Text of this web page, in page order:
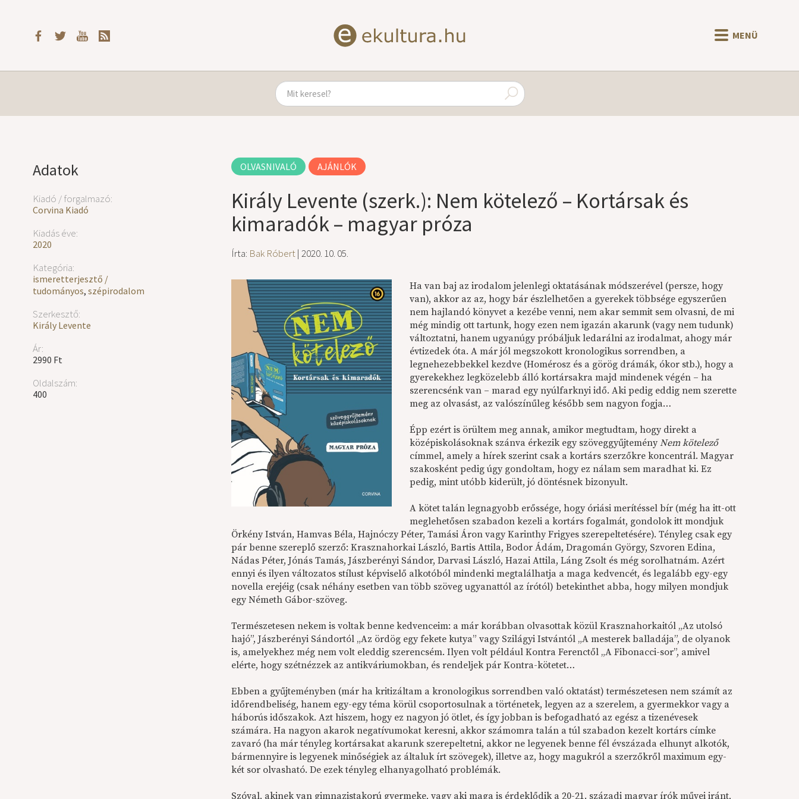
MENÜ
Adatok
Kiadó / forgalmazó:
Corvina Kiadó
Kiadás éve:
2020
Kategória:
ismeretterjesztő /
tudományos, szépirodalom
Szerkesztő:
Király Levente
Ár:
2990 Ft
Oldalszám:
400
OLVASNIVALÓ AJÁNLÓK
Király Levente (szerk.): Nem kötelező – Kortársak és
kimaradók – magyar próza
Írta: Bak Róbert| 2020. 10. 05.
Ha van baj az irodalom jelenlegi oktatásának módszerével (persze, hogy
van), akkor az az, hogy bár észlelhetően a gyerekek többsége egyszerűen
nem hajlandó könyvet a kezébe venni, nem akar semmit sem olvasni, de mi
még mindig ott tartunk, hogy ezen nem igazán akarunk (vagy nem tudunk)
változtatni, hanem ugyanúgy próbáljuk ledarálni az irodalmat, ahogy már
évtizedek óta. A már jól megszokott kronologikus sorrendben, a
legnehezebbekkel kezdve (Homérosz és a görög drámák, ókor stb.), hogy a
gyerekekhez legközelebb álló kortársakra majd mindenek végén – ha
szerencsénk van – marad egy nyúlfarknyi idő. Aki pedig eddig nem szerette
meg az olvasást, az valószínűleg később sem nagyon fogja…
Épp ezért is örültem meg annak, amikor megtudtam, hogy direkt a
középiskolásoknak szánva érkezik egy szöveggyűjteményNem kötelező
címmel, amely a hírek szerint csak a kortárs szerzőkre koncentrál. Magyar
szakosként pedig úgy gondoltam, hogy ez nálam sem maradhat ki. Ez
pedig, mint utóbb kiderült, jó döntésnek bizonyult.
A kötet talán legnagyobb erőssége, hogy óriási merítéssel bír (még ha itt-ott
meglehetősen szabadon kezeli a kortárs fogalmát, gondolok itt mondjuk
Örkény István, Hamvas Béla, Hajnóczy Péter, Tamási Áron vagy Karinthy Frigyes szerepeltetésére). Tényleg csak egy
pár benne szereplő szerző: Krasznahorkai László, Bartis Attila, Bodor Ádám, Dragomán György, Szvoren Edina,
Nádas Péter, Jónás Tamás, Jászberényi Sándor, Darvasi László, Hazai Attila, Láng Zsolt és még sorolhatnám. Azért
ennyi és ilyen változatos stílust képviselő alkotóból mindenki megtalálhatja a maga kedvencét, és legalább egy-egy
novella erejéig (csak néhány esetben van több szöveg ugyanattól az írótól) betekinthet abba, hogy milyen mondjuk
egy Németh Gábor-szöveg.
Természetesen nekem is voltak benne kedvenceim: a már korábban olvasottak közül Krasznahorkaitól „Az utolsó
hajó”, Jászberényi Sándortól „Az ördög egy fekete kutya” vagy Szilágyi Istvántól „A mesterek balladája”, de olyanok
is, amelyekhez még nem volt eleddig szerencsém. Ilyen volt például Kontra Ferenctől „A Fibonacci-sor”, amivel
elérte, hogy szétnézzek az antikváriumokban, és rendeljek pár Kontra-kötetet…
Ebben a gyűjteményben (már ha kritizáltam a kronologikus sorrendben való oktatást) természetesen nem számít az
időrendbeliség, hanem egy-egy téma körül csoportosulnak a történetek, legyen az a szerelem, a gyermekkor vagy a
háborús időszakok. Azt hiszem, hogy ez nagyon jó ötlet, és így jobban is befogadható az egész a tizenévesek
számára. Ha nagyon akarok negatívumokat keresni, akkor számomra talán a túl szabadon kezelt kortárs címke
zavaró (ha már tényleg kortársakat akarunk szerepeltetni, akkor ne legyenek benne fél évszázada elhunyt alkotók,
bármennyire is legyenek minőségiek az általuk írt szövegek), illetve az, hogy magukról a szerzőkről maximum egy-
két sor olvasható. De ezek tényleg elhanyagolható problémák.
Szóval, akinek van gimnazistakorú gyermeke, vagy aki maga is érdeklődik a 20-21. századi magyar írók művei iránt,